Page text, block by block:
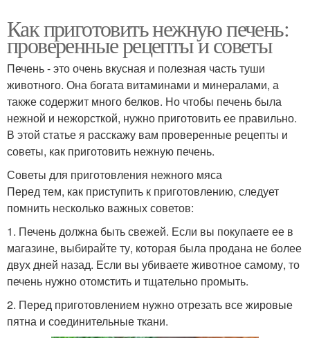
Как приготовить нежную печень:
проверенные рецепты и советы
Печень - это очень вкусная и полезная часть туши
животного. Она богата витаминами и минералами, а
также содержит много белков. Но чтобы печень была
нежной и нежорсткой, нужно приготовить ее правильно.
В этой статье я расскажу вам проверенные рецепты и
советы, как приготовить нежную печень.
Советы для приготовления нежного мяса
Перед тем, как приступить к приготовлению, следует
помнить несколько важных советов:
1. Печень должна быть свежей. Если вы покупаете ее в
магазине, выбирайте ту, которая была продана не более
двух дней назад. Если вы убиваете животное самому, то
печень нужно отомстить и тщательно промыть.
2. Перед приготовлением нужно отрезать все жировые
пятна и соединительные ткани.